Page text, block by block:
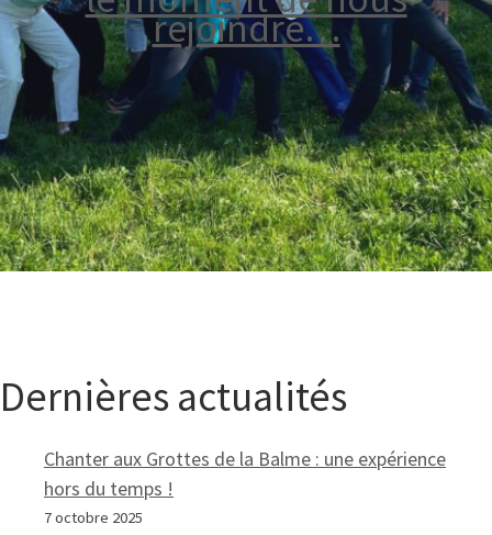
rejoindre…
Dernières actualités
Chanter aux Grottes de la Balme : une expérience
hors du temps !
7 octobre 2025